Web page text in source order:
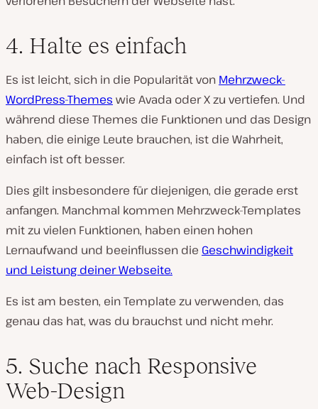
4. Halte es einfach
Es ist leicht, sich in die Popularität von Mehrzweck-
WordPress-Themes wie Avada oder X zu vertiefen. Und
während diese Themes die Funktionen und das Design
haben, die einige Leute brauchen, ist die Wahrheit,
einfach ist oft besser.
Dies gilt insbesondere für diejenigen, die gerade erst
anfangen. Manchmal kommen Mehrzweck-Templates
mit zu vielen Funktionen, haben einen hohen
Lernaufwand und beeinflussen die Geschwindigkeit
und Leistung deiner Webseite.
Es ist am besten, ein Template zu verwenden, das
genau das hat, was du brauchst und nicht mehr.
5. Suche nach Responsive
Web-Design